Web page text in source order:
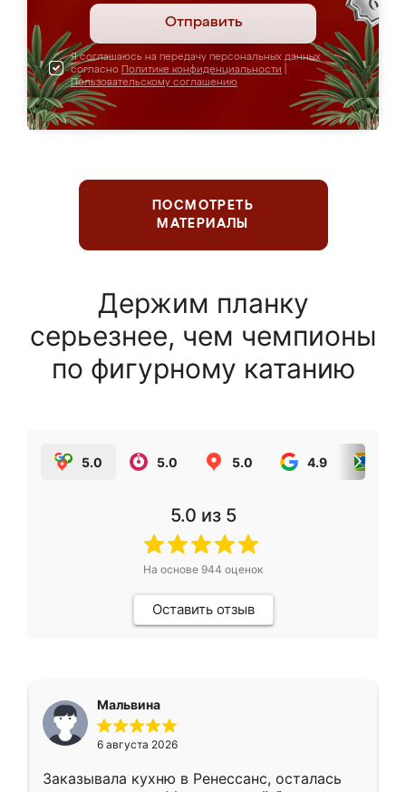
Отправить
Я соглашаюсь на передачу персональных данных
согласно Политике конфиденциальности
Пользовательскому соглашению
ПОСМОТРЕТЬ
МАТЕРИАЛЫ
Держим планку
серьезнее, чем чемпионы
по фигурному катанию
5.0 5.0 5.0 4.9
5.0 из 5
На основе 944 оценок
Оставить отзыв
Мальвина
6 августа 2026
Заказывала кухню в Ренессанс, осталась